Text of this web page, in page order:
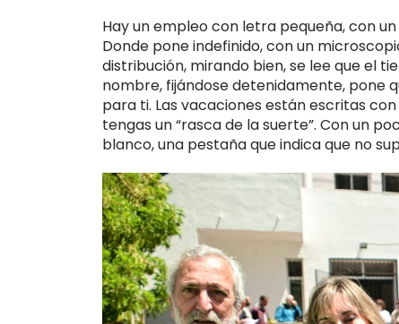
Hay un empleo con letra pequeña, con
Donde pone indefinido, con un
distribución, mirando bien, se lee que el
nombre, fijándose detenidamente, pone
para ti. Las vacaciones están escritas
tengas un “rasca de la suerte”. Con un
blanco, una pestaña que indica que no